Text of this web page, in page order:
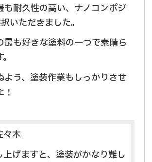
も耐久性の高い、ナノコンポジ
いただきました。
最も好きな塗料の一つで素晴ら
よう、塗装作業もしっかりさせ
木
上げますと、塗装がかなり難し